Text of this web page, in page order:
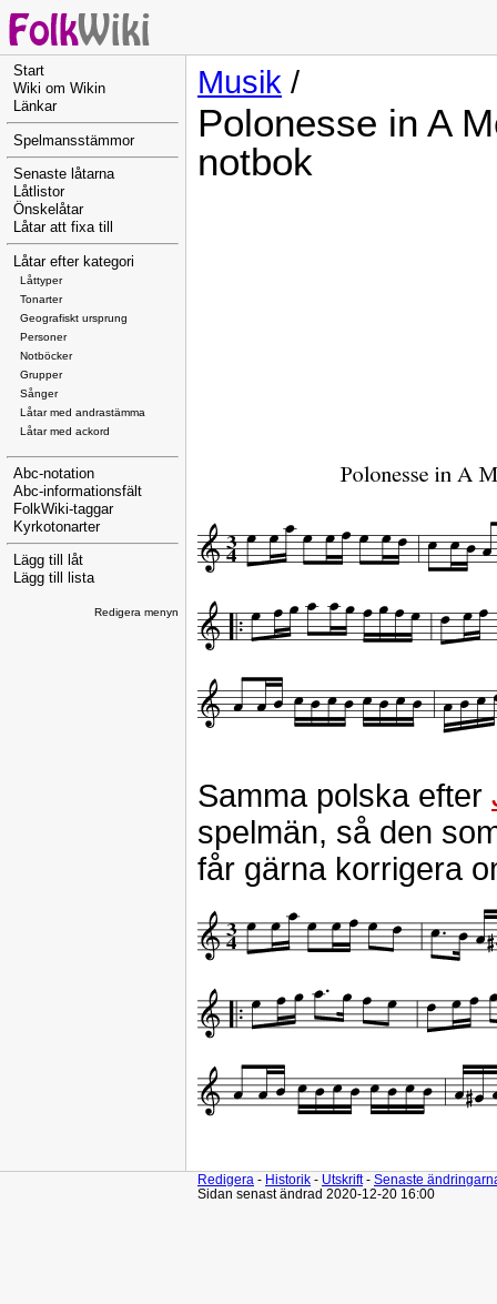
Start
Wiki om Wikin
Länkar
Spelmansstämmor
Senaste låtarna
Låtlistor
Önskelåtar
Låtar att fixa till
Låtar efter kategori
Låttyper
Tonarter
Geografiskt ursprung
Personer
Notböcker
Grupper
Sånger
Låtar med andrastämma
Låtar med ackord
Abc-notation
Abc-informationsfält
FolkWiki-taggar
Kyrkotonarter
Lägg till låt
Lägg till lista
Redigera menyn
Musik /
Polonesse in A
notbok
Samma polska efter
spelmän, så den
får gärna korrigera
Redigera - Historik - Utskrift- Senaste
Sidan senast ändrad 2020-12-20 16:00